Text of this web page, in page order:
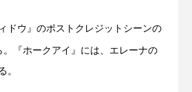
ドウ』のポストクレジットシーンの
。『ホークアイ』には、エレーナの
。